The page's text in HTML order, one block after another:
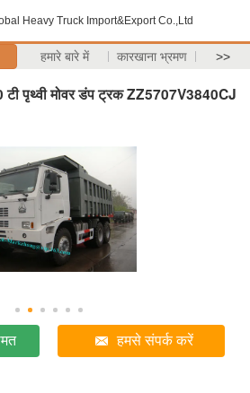
Heavy Truck Import&Export Co.,Ltd
हमारे बारे में कारखाना भ्रमण >>
पृथ्वी मोवर डंप ट्रक ZZ5707V3840CJ
हमसे संपर्क करें